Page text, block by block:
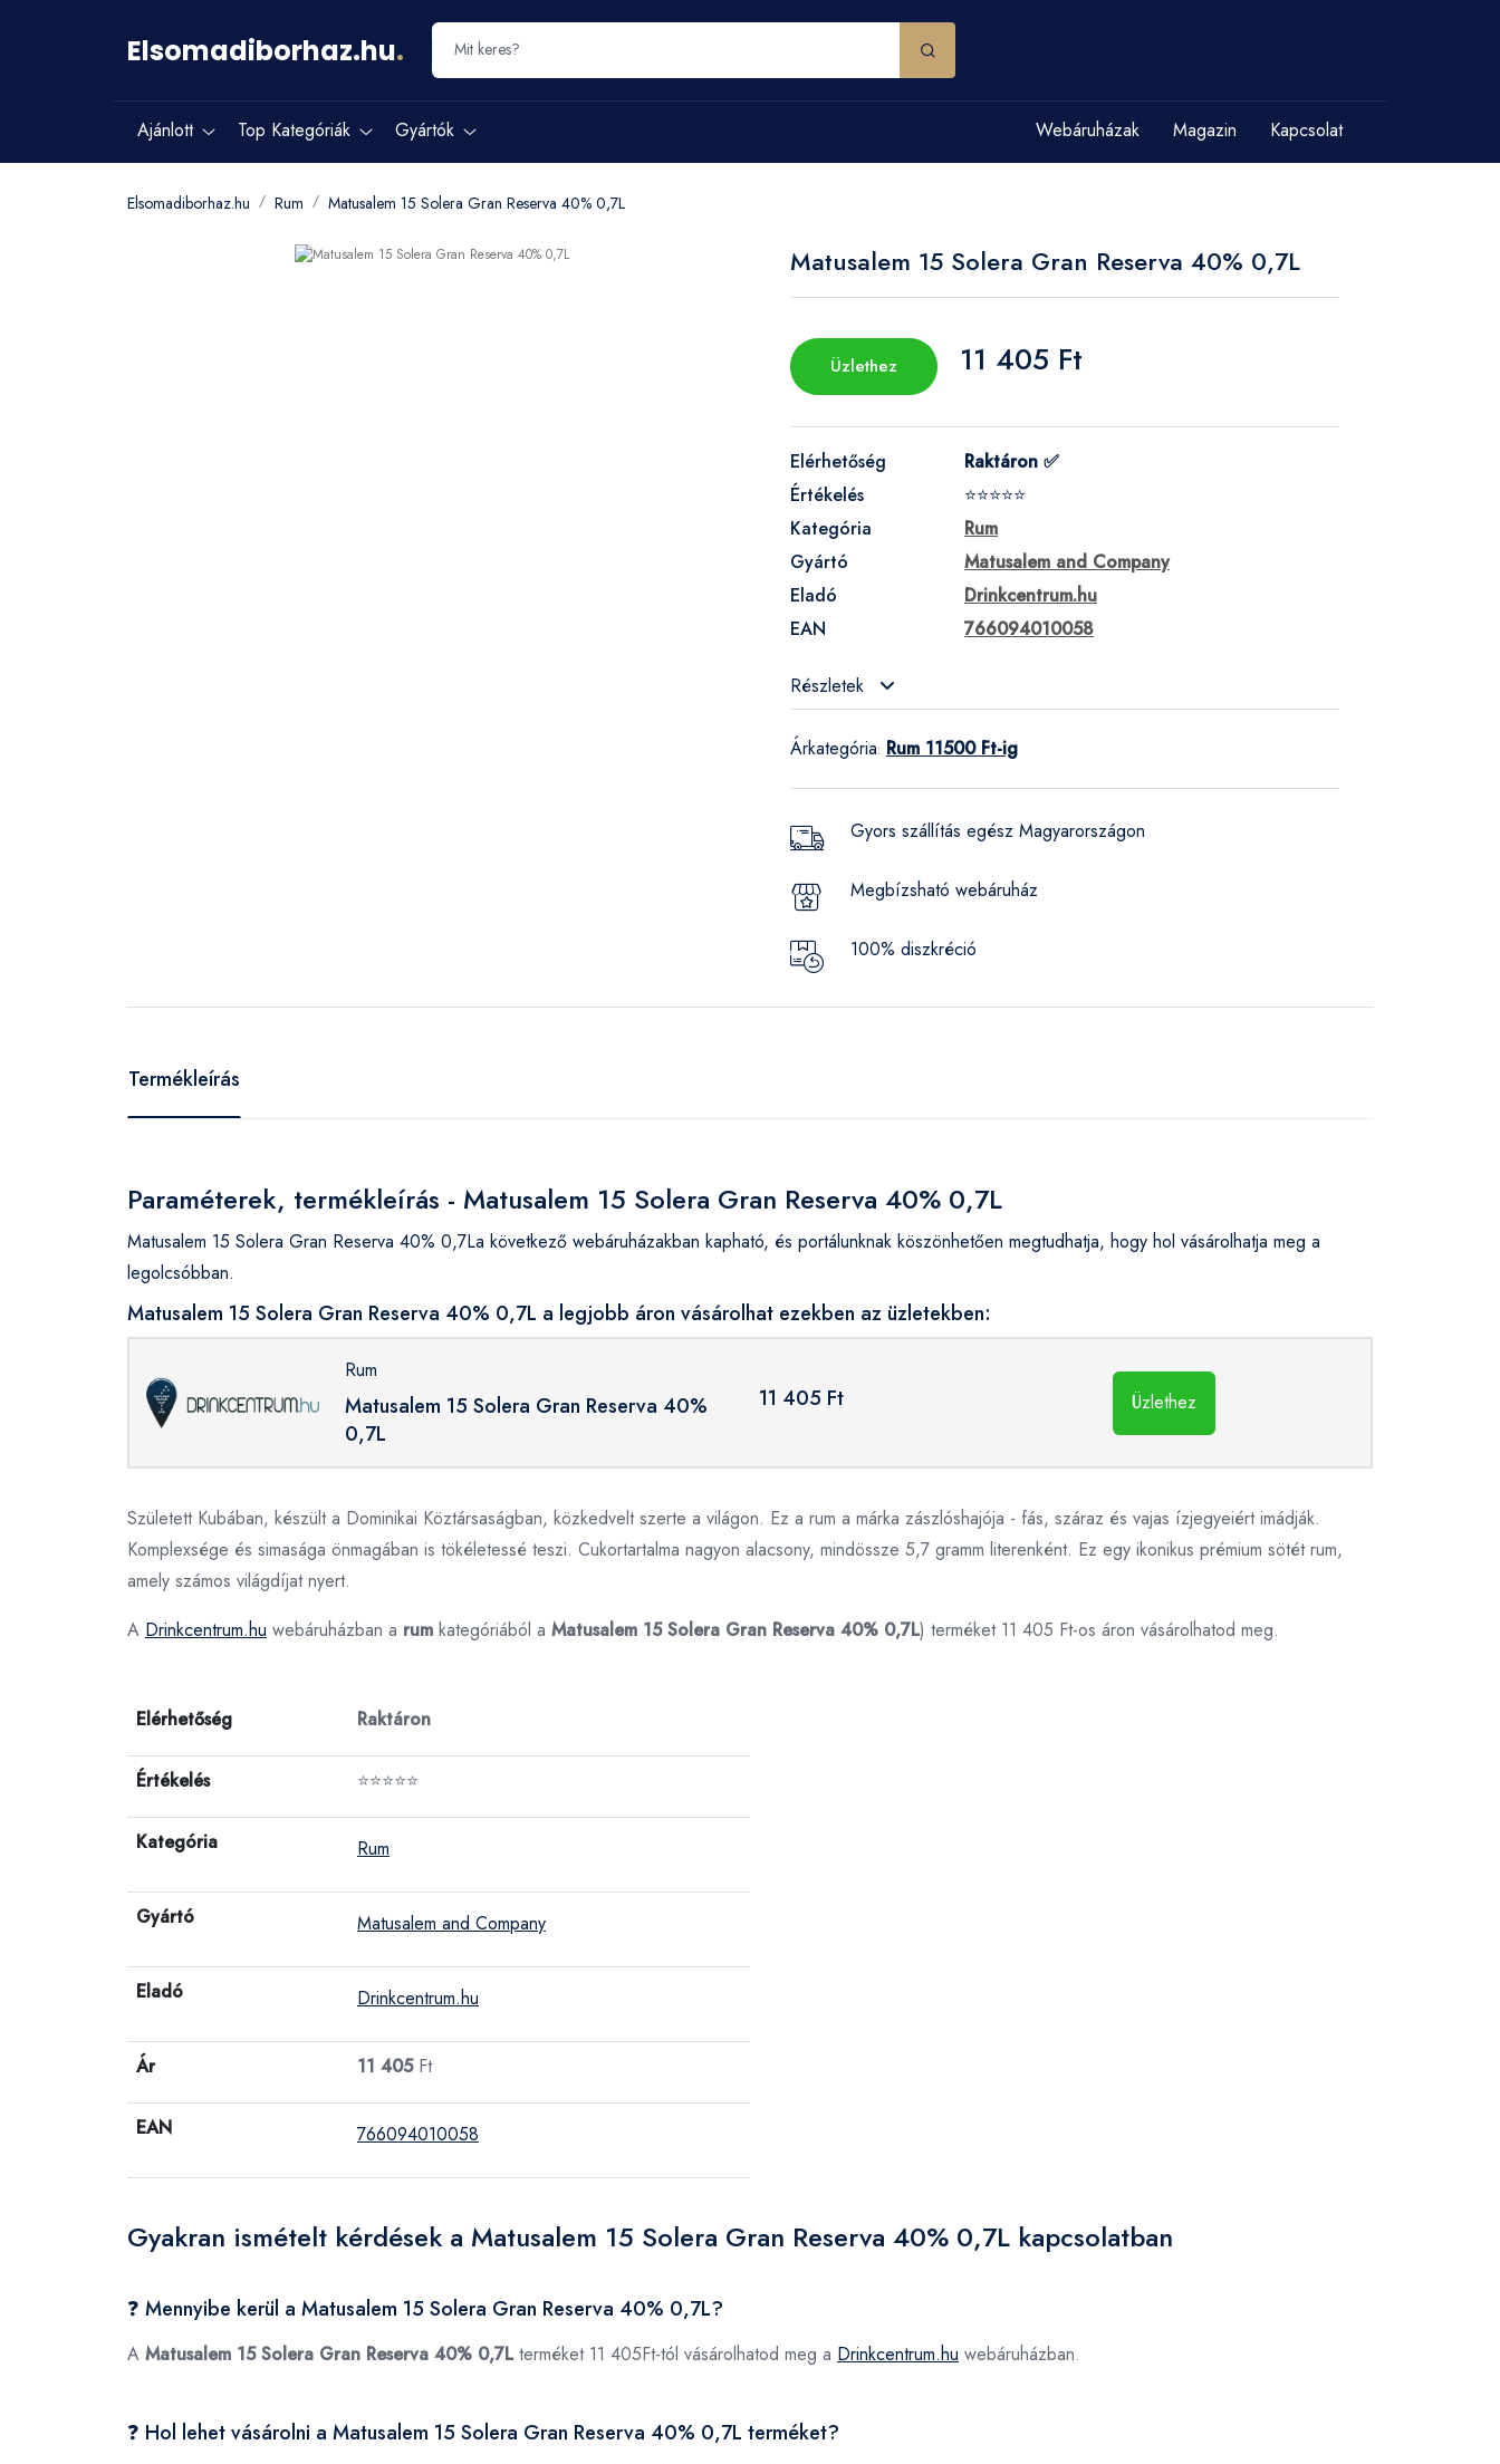
Elsomadiborhaz.hu.
Ajánlott Top Kategóriák Gyártók Webáruházak Magazin Kapcsolat
Elsomadiborhaz.hu Rum Matusalem 15 Solera Gran Reserva 40% 0,7L
Matusalem 15 Solera Gran Reserva 40% 0,7L
Üzlethez 11 405 Ft
Elérhetőség
Raktáron ✅
Értékelés
⭐⭐⭐⭐⭐
Kategória
Rum
Gyártó
Matusalem and Company
Eladó
Drinkcentrum.hu
EAN
766094010058
Részletek
Árkategória: Rum 11500 Ft-ig
Gyors szállítás egész Magyarországon
Megbízsható webáruház
100% diszkréció
Termékleírás
Paraméterek, termékleírás - Matusalem 15 Solera Gran Reserva 40% 0,7L
Matusalem 15 Solera Gran Reserva 40% 0,7La következő webáruházakban kapható, és portálunknak köszönhetően megtudhatja, hogy hol vásárolhatja meg a
legolcsóbban.
Matusalem 15 Solera Gran Reserva 40% 0,7L a legjobb áron vásárolhat ezekben az üzletekben:
Rum
Matusalem 15 Solera Gran Reserva 40%
0,7L
11 405 Ft Üzlethez
Született Kubában, készült a Dominikai Köztársaságban, közkedvelt szerte a világon. Ez a rum a márka zászlóshajója - fás, száraz és vajas ízjegyeiért imádják.
Komplexsége és simasága önmagában is tökéletessé teszi. Cukortartalma nagyon alacsony, mindössze 5,7 gramm literenként. Ez egy ikonikus prémium sötét rum,
amely számos világdíjat nyert.
A Drinkcentrum.hu webáruházban a rum kategóriából a Matusalem 15 Solera Gran Reserva 40% 0,7L) terméket 11 405 Ft-os áron vásárolhatod meg.
Elérhetőség Raktáron
Értékelés ⭐⭐⭐⭐⭐
Kategória Rum
Gyártó Matusalem and Company
Eladó Drinkcentrum.hu
Ár 11 405Ft
EAN 766094010058
Gyakran ismételt kérdések a Matusalem 15 Solera Gran Reserva 40% 0,7L kapcsolatban
❓ Mennyibe kerül a Matusalem 15 Solera Gran Reserva 40% 0,7L?
A Matusalem 15 Solera Gran Reserva 40% 0,7Lterméket 11 405Ft-tól vásárolhatod meg a Drinkcentrum.hu webáruházban.
❓ Hol lehet vásárolni a Matusalem 15 Solera Gran Reserva 40% 0,7L terméket?